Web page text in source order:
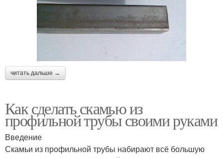
читать дальше →
Как сделать скамью из
профильной трубы своими руками
Введение
Скамьи из профильной трубы набирают всё большую